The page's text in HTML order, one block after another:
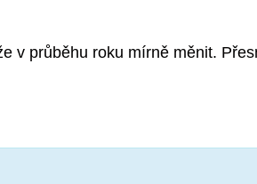
v průběhu roku mírně měnit.